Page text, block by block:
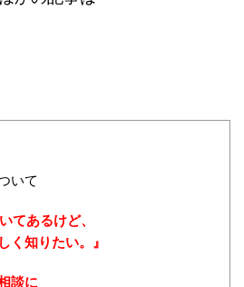
いて
てあるけど、
く知りたい。』
談に